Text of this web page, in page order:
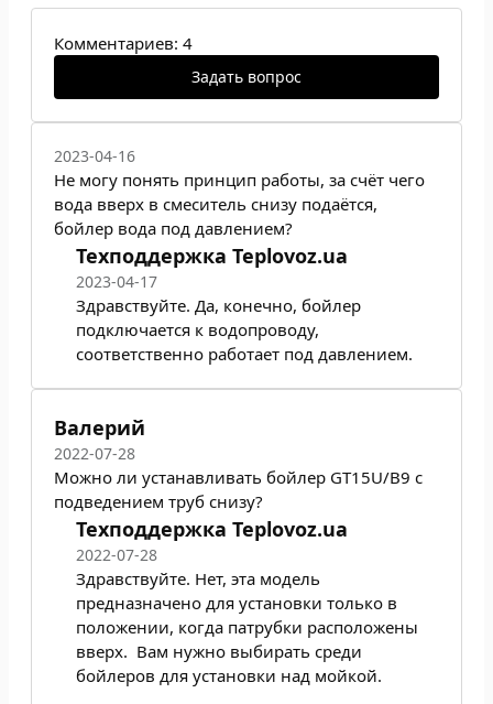
Комментариев: 4
Задать вопрос
2023-04-16
Не могу понять принцип работы, за счёт чего
вода вверх в смеситель снизу подаётся,
бойлер вода под давлением?
Техподдержка Teplovoz.ua
2023-04-17
Здравствуйте. Да, конечно, бойлер
подключается к водопроводу,
соответственно работает под давлением.
Валерий
2022-07-28
Можно ли устанавливать бойлер GT15U/B9 с
подведением труб снизу?
Техподдержка Teplovoz.ua
2022-07-28
Здравствуйте. Нет, эта модель
предназначено для установки только в
положении, когда патрубки расположены
вверх. Вам нужно выбирать среди
бойлеров для установки над мойкой.